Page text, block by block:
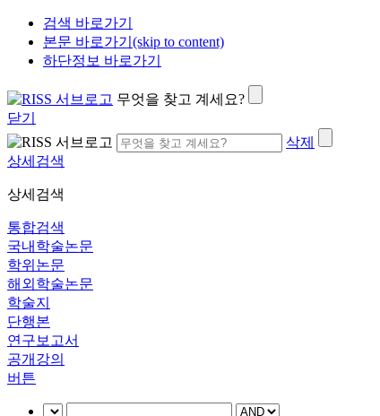
검색 바로가기
본문 바로가기(skip to content)
하단정보 바로가기
무엇을 찾고 계세요?
닫기
삭제
상세검색
상세검색
통합검색
국내학술논문
학위논문
해외학술논문
학술지
단행본
연구보고서
공개강의
버튼